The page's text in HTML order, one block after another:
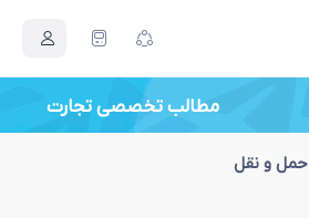
مطالب تخصصی تجارت
حمل و نقل